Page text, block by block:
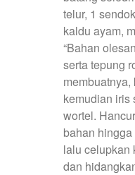
telur, 1
kaldu ayam,
“Bahan
serta tepung
kemudian iris
wortel.
bahan
lalu celupkan
dan